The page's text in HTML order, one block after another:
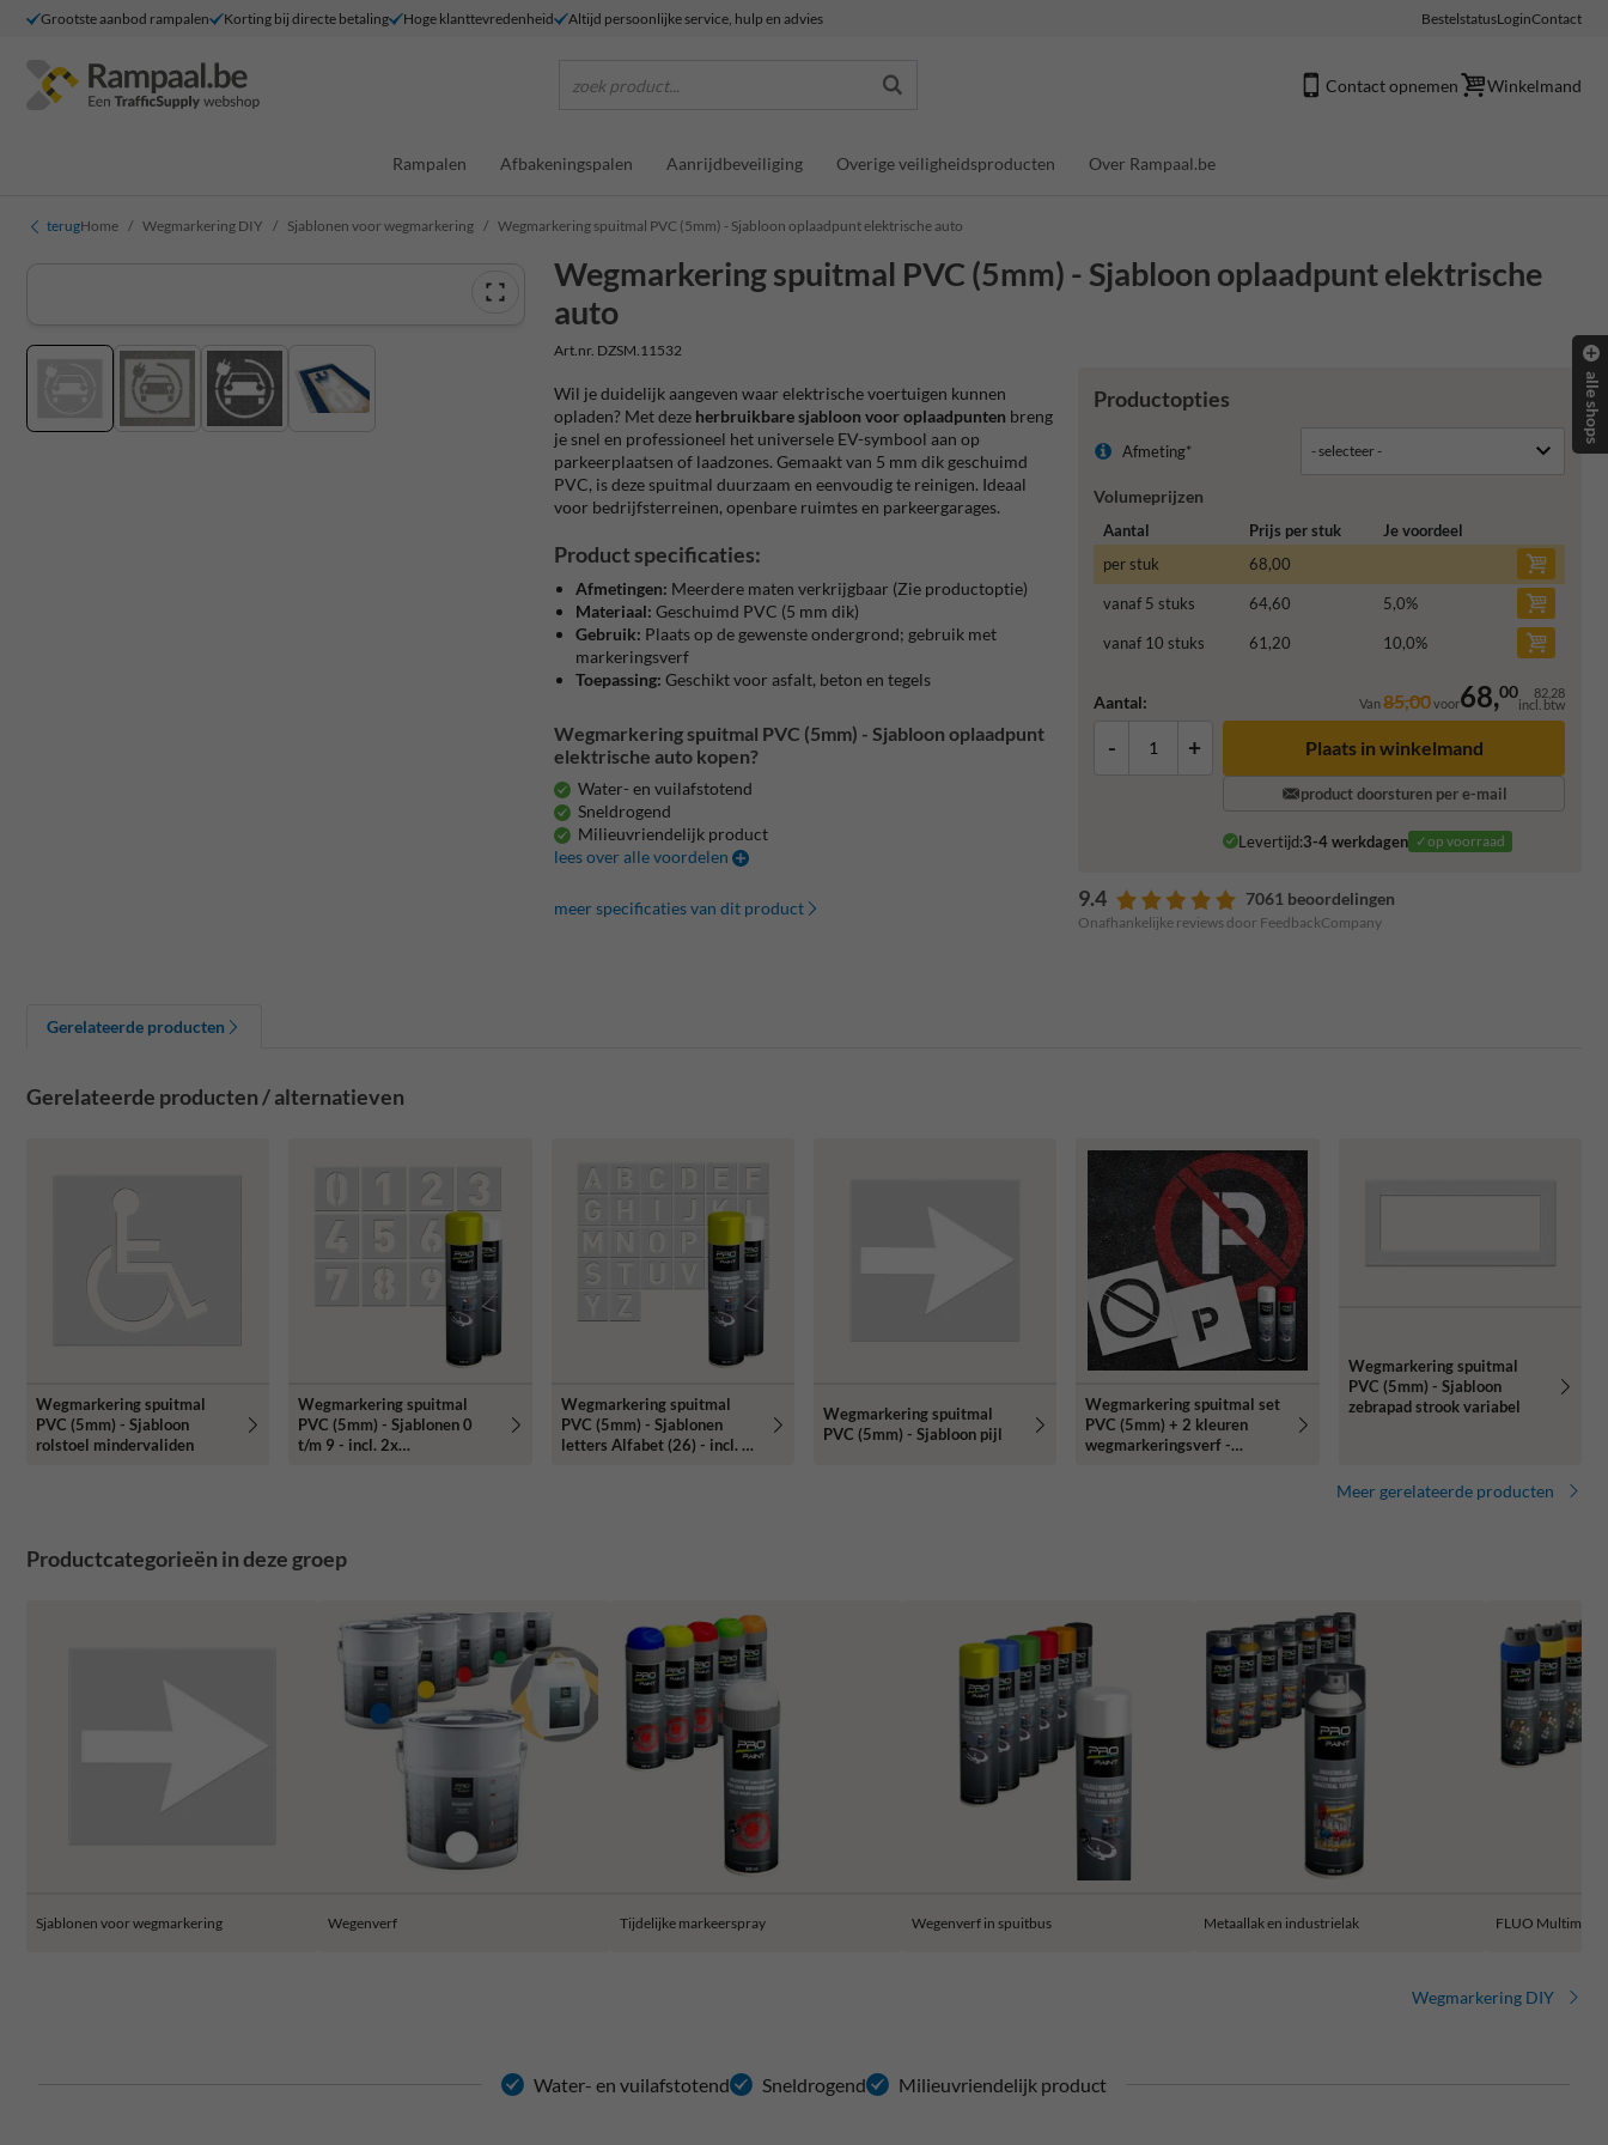
Grootste aanbod rampalen Korting bij directe betaling Hoge klanttevredenheid Altijd persoonlijke service, hulp en advies BestelstatusLoginContact
zoek product... Contact opnemen Winkelmand
Rampalen Afbakeningspalen Aanrijdbeveiliging Overige veiligheidsproducten Over Rampaal.be
terugHome Wegmarkering DIY Sjablonen voor wegmarkering Wegmarkering spuitmal PVC (5mm) - Sjabloon oplaadpunt elektrische auto
Wegmarkering spuitmal PVC (5mm) - Sjabloon oplaadpunt elektrische
auto
Art.nr. DZSM.11532
Productopties
Afmeting*
Volumeprijzen
Aantal Prijs per stuk
Je voordeel
per stuk
68,00
vanaf 5 stuks 64,60 5,0%
vanaf 10 stuks 61,20 10,0%
Aantal: Van85,00voor68,00 82,28
incl. btw
- + Plaats in winkelmand
product doorsturen per e-mail
Levertijd:3-4 werkdagen ✓op voorraad
9.4 7061 beoordelingen
Onafhankelijke reviews door FeedbackCompany
Wil je duidelijk aangeven waar elektrische voertuigen kunnen
opladen? Met deze herbruikbare sjabloon voor oplaadpunten breng
je snel en professioneel het universele EV-symbool aan op
parkeerplaatsen of laadzones. Gemaakt van 5 mm dik geschuimd
PVC, is deze spuitmal duurzaam en eenvoudig te reinigen. Ideaal
voor bedrijfsterreinen, openbare ruimtes en parkeergarages.
Product specificaties:
Afmetingen: Meerdere maten verkrijgbaar (Zie productoptie)
Materiaal: Geschuimd PVC (5 mm dik)
Gebruik: Plaats op de gewenste ondergrond; gebruik met
markeringsverf
Toepassing: Geschikt voor asfalt, beton en tegels
Wegmarkering spuitmal PVC (5mm) - Sjabloon oplaadpunt
elektrische auto kopen?
Water- en vuilafstotend
Sneldrogend
Milieuvriendelijk product
lees over alle voordelen
meer specificaties van dit product
Gerelateerde producten
Gerelateerde producten / alternatieven
Wegmarkering spuitmal
PVC (5mm) - Sjabloon
rolstoel mindervaliden
Wegmarkering spuitmal
PVC (5mm) - Sjablonen 0
t/m 9 - incl. 2x
Wegmarkering spuitmal
PVC (5mm) - Sjablonen
letters Alfabet (26) - incl. 2x
Wegmarkering spuitmal
PVC (5mm) - Sjabloon pijl
Wegmarkering spuitmal set
PVC (5mm) + 2 kleuren
wegmarkeringsverf -
Wegmarkering spuitmal
PVC (5mm) - Sjabloon
zebrapad strook variabel
Meer gerelateerde producten
Productcategorieën in deze groep
Sjablonen voor wegmarkering Wegenverf Tijdelijke markeerspray Wegenverf in spuitbus Metaallak en industrielak FLUO
Wegmarkering DIY
Water- en vuilafstotend Sneldrogend Milieuvriendelijk product
alle shops